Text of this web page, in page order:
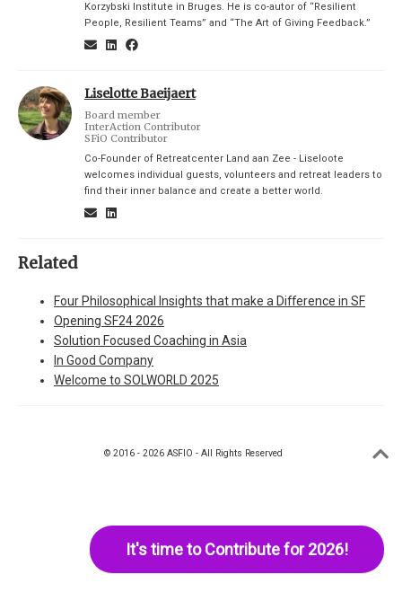
Korzybski Institute in Bruges. He is co-autor of “Resilient
People, Resilient Teams” and “The Art of Giving Feedback.”
Liselotte Baeijaert
Board member
InterAction Contributor
SFiO Contributor
Co-Founder of Retreatcenter Land aan Zee - Liseloote
welcomes individual guests, volunteers and retreat leaders to
find their inner balance and create a better world.
Related
Four Philosophical Insights that make a Difference in SF
Opening SF24 2026
Solution Focused Coaching in Asia
In Good Company
Welcome to SOLWORLD 2025
© 2016 - 2026 ASFIO - All Rights Reserved
It's time to Contribute for 2026!